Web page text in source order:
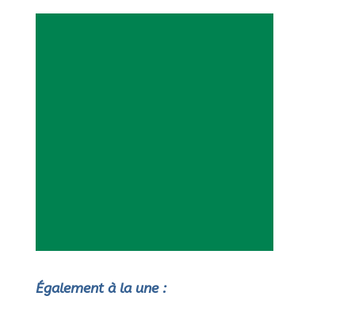
Également à la une :